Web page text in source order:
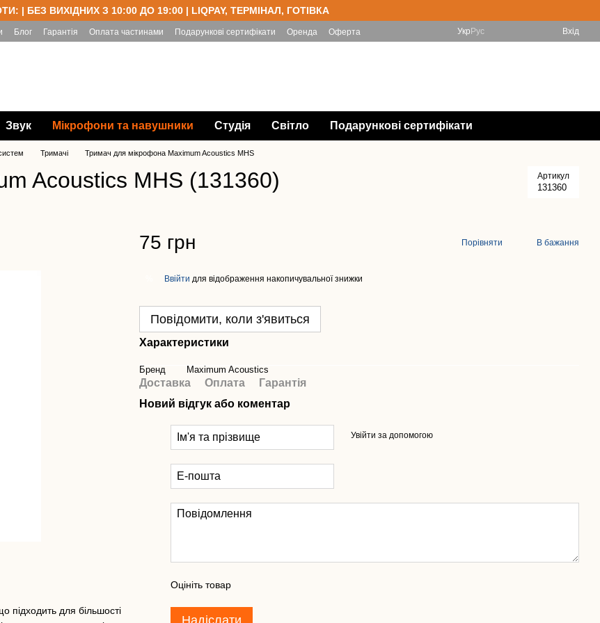
| БЕЗ ВИХІДНИХ З 10:00 ДО 19:00 | LIQPAY, ТЕРМІНАЛ, ГОТІВКА
Блог Гарантія Оплата частинами Подарункові сертифікати Оренда
Оферта
Укр Рус Вхід
Звук Мікрофони та навушники Студія Світло Подарункові сертифікати
Тримачі Тримач для мікрофона Maximum Acoustics MHS
Acoustics MHS (131360) Артикул
131360
підходить для більшості
75 грн Порівняти В бажання
Ввійти для відображення накопичувальної знижки
Повідомити, коли з'явиться
Характеристики
Бренд Maximum Acoustics
Доставка Оплата
Гарантія
Новий відгук або коментар
Увійти за допомогою
Оцініть товар
Надіслати